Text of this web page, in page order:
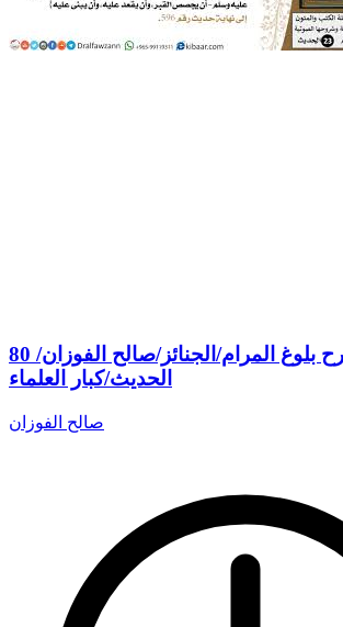
80 من 175 /شرح بلوغ المرام/الجنائز/صالح الفوزان/
الحديث/كبار العلماء
صالح الفوزان